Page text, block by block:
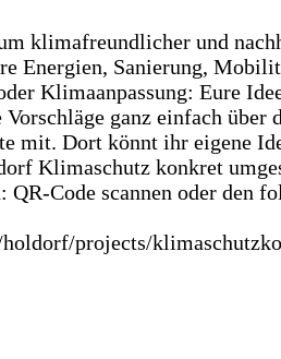
klimafreundlicher und
Energien, Sanierung,
Klimaanpassung: Eure
ganz einfach über
mit. Dort könnt ihr eigene
Klimaschutz konkret
QR-Code scannen oder den
projects/